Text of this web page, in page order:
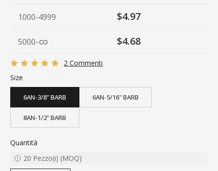
1000-4999 $4.97
5000- $4.68
2 Commenti
Size
6AN-3/8" BARB 6AN-5/16" BARB
8AN-1/2" BARB
Quantità
20 Pezzo(i) (MOQ)